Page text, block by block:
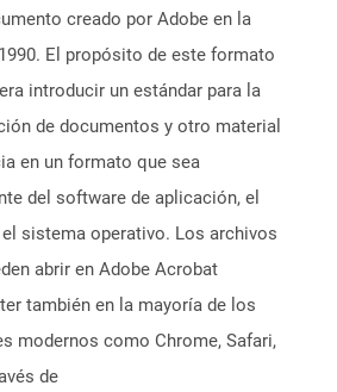
creado por Adobe en la
El propósito de este formato
introducir un estándar para la
de documentos y otro material
en un formato que sea
del software de aplicación, el
el sistema operativo. Los archivos
abrir en Adobe Acrobat
también en la mayoría de los
modernos como Chrome, Safari,
de